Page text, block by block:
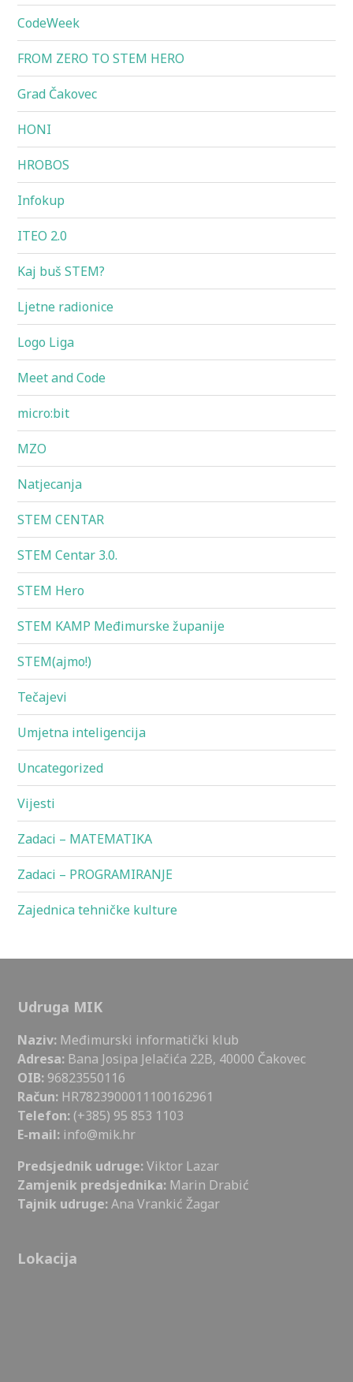
CodeWeek
FROM ZERO TO STEM HERO
Grad Čakovec
HONI
HROBOS
Infokup
ITEO 2.0
Kaj buš STEM?
Ljetne radionice
Logo Liga
Meet and Code
micro:bit
MZO
Natjecanja
STEM CENTAR
STEM Centar 3.0.
STEM Hero
STEM KAMP Međimurske županije
STEM(ajmo!)
Tečajevi
Umjetna inteligencija
Uncategorized
Vijesti
Zadaci – MATEMATIKA
Zadaci – PROGRAMIRANJE
Zajednica tehničke kulture
Udruga MIK
Naziv: Međimurski informatički klub
Adresa: Bana Josipa Jelačića 22B, 40000 Čakovec
OIB: 96823550116
Račun: HR7823900011100162961
Telefon: (+385) 95 853 1103
E-mail: info@mik.hr
Predsjednik udruge:Viktor Lazar
Zamjenik predsjednika: Marin Drabić
Tajnik udruge:Ana Vrankić Žagar
Lokacija